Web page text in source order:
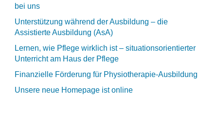
bei uns
Unterstützung während der Ausbildung – die
Assistierte Ausbildung (AsA)
Lernen, wie Pflege wirklich ist – situationsorientierter
Unterricht am Haus der Pflege
Finanzielle Förderung für Physiotherapie-Ausbildung
Unsere neue Homepage ist online